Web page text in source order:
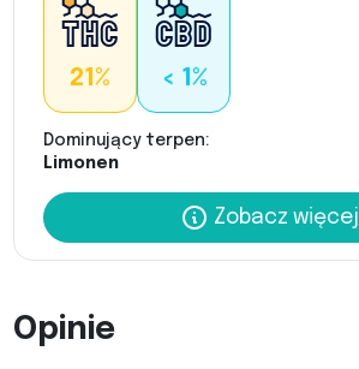
21% < 1%
Dominujący terpen:
Limonen
Zobacz więcej
Opinie